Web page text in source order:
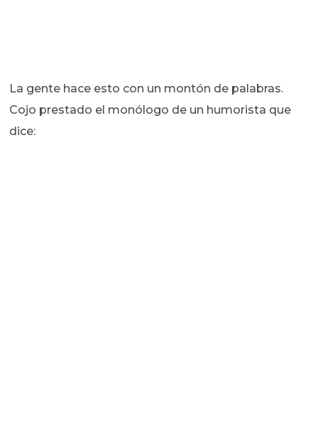
La gente hace esto con un montón de palabras.
Cojo prestado el monólogo de un humorista que
dice: